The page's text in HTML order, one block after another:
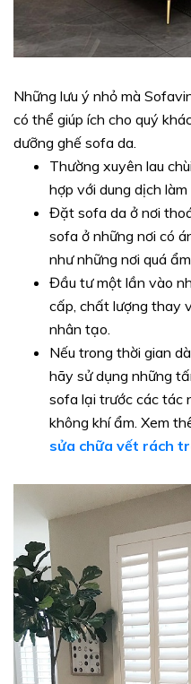
Những lưu ý nhỏ mà
có thể giúp ích cho quý
dưỡng ghế sofa da.
Thường xuyên lau
hợp với dung dịch
Đặt sofa da ở nơi
sofa ở những nơi có
như những nơi quá
Đầu tư một lần vào
cấp, chất lượng thay
nhân tạo.
Nếu trong thời gian
hãy sử dụng những
sofa lại trước các tác
không khí ẩm. Xem
sửa chữa vết rách